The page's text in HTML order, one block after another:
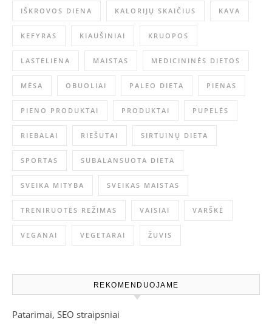
IŠKROVOS DIENA KALORIJŲ SKAIČIUS KAVA
KEFYRAS KIAUŠINIAI KRUOPOS
LASTELIENA MAISTAS MEDICININĖS DIETOS
MĖSA OBUOLIAI PALEO DIETA PIENAS
PIENO PRODUKTAI PRODUKTAI PUPELĖS
RIEBALAI RIEŠUTAI SIRTUINŲ DIETA
SPORTAS SUBALANSUOTA DIETA
SVEIKA MITYBA SVEIKAS MAISTAS
TRENIRUOTĖS REŽIMAS VAISIAI VARŠKĖ
VEGANAI VEGETARAI ŽUVIS
REKOMENDUOJAME
Patarimai, SEO straipsniai